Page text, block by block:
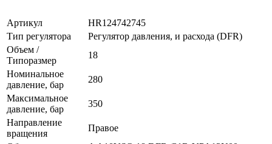
Артикул
HR124742745
Тип регулятора
Регулятор давления, и расхода (DFR)
Объем /
Типоразмер
18
Номинальное
давление, бар
280
Максимальное
давление, бар
350
Направление
вращения
Правое